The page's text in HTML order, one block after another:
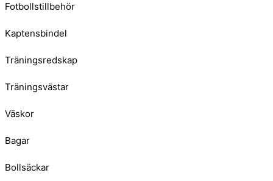
Fotbollstillbehör
Kaptensbindel
Träningsredskap
Träningsvästar
Väskor
Bagar
Bollsäckar